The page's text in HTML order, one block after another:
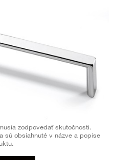
zodpovedať skutočnosti.
sú obsiahnuté v názve a popise